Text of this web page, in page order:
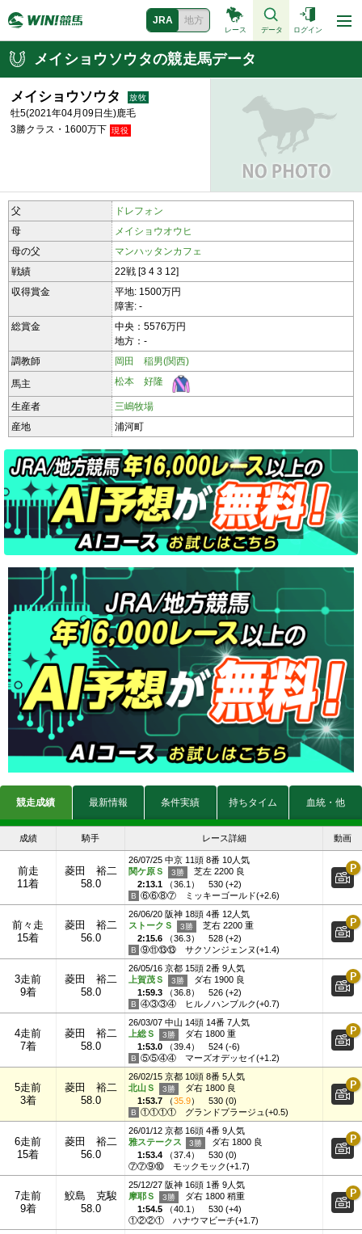
JRA 地方
レース データ ログイン
メイショウソウタの競走馬データ
メイショウソウタ
牡5(2021年04月09日生)鹿毛
3勝クラス・1600万下
父
ドレフォン
母
メイショウオウヒ
母の父
マンハッタンカフェ
戦績
22戦 [3 4 3 12]
収得賞金
平地: 1500万円
障害: -
総賞金
中央：5576万円
地方：-
調教師
岡田 稲男(関西)
馬主
松本 好隆
生産者
三嶋牧場
産地
浦河町
競走成績 最新情報 条件実績 持ちタイム 血統・他
成績 騎手 レース詳細 動画
前走
11着
菱田 裕二
58.0
26/07/25 中京 11頭 8番 10人気
関ケ原Ｓ
芝左 2200 良
2:13.1 （36.1 ）
530 (+2)
⑥⑥⑧⑦
ミッキーゴールド(+2.6)
前々走
15着
菱田 裕二
56.0
26/06/20 阪神 18頭 4番 12人気
ストークＳ
芝右 2200 重
2:15.6 （36.3）
528 (+2)
⑨⑪⑬⑬
サクソンジェンヌ(+1.4)
3走前
9着
菱田 裕二
58.0
26/05/16 京都 15頭 2番 9人気
上賀茂Ｓ
ダ右 1900 良
1:59.3 （36.8）
526 (+2)
④③③④
ヒルノハンブルク(+0.7)
4走前
7着
菱田 裕二
58.0
26/03/07 中山 14頭 14番 7人気
上総Ｓ
ダ右 1800 重
1:53.0 （39.4）
524 (-6)
⑤⑤④④
マーズオデッセイ(+1.2)
5走前
3着
菱田 裕二
58.0
26/02/15 京都 10頭 8番 5人気
北山Ｓ
ダ右 1800 良
1:53.7 （35.9）
530 (0)
①①①①
グランドプラージュ(+0.5)
6走前
15着
菱田 裕二
56.0
26/01/12 京都 16頭 4番 9人気
雅ステークス
ダ右 1800 良
1:53.4 （37.4）
530 (0)
⑦⑦⑨⑩
モックモック(+1.7)
7走前
9着
鮫島 克駿
58.0
25/12/27 阪神 16頭 1番 9人気
摩耶Ｓ
ダ右 1800 稍重
1:54.5 （40.1 ）
530 (+4)
①②②①
ハナウマビーチ(+1.7)